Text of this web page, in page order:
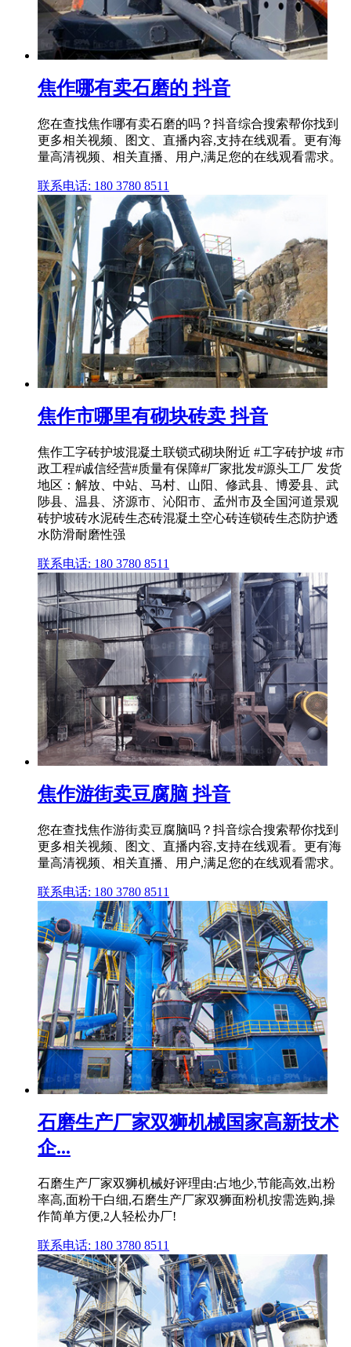
焦作哪有卖石磨的 抖音
您在查找焦作哪有卖石磨的吗？抖音综合搜索帮你找到
更多相关视频、图文、直播内容,支持在线观看。更有海
量高清视频、相关直播、用户,满足您的在线观看需求。
联系电话: 180 3780 8511
焦作市哪里有砌块砖卖 抖音
焦作工字砖护坡混凝土联锁式砌块附近 #工字砖护坡 #市
政工程#诚信经营#质量有保障#厂家批发#源头工厂 发货
地区：解放、中站、马村、山阳、修武县、博爱县、武
陟县、温县、济源市、沁阳市、孟州市及全国河道景观
砖护坡砖水泥砖生态砖混凝土空心砖连锁砖生态防护透
水防滑耐磨性强
联系电话: 180 3780 8511
焦作游街卖豆腐脑 抖音
您在查找焦作游街卖豆腐脑吗？抖音综合搜索帮你找到
更多相关视频、图文、直播内容,支持在线观看。更有海
量高清视频、相关直播、用户,满足您的在线观看需求。
联系电话: 180 3780 8511
石磨生产厂家双狮机械国家高新技术
企...
石磨生产厂家双狮机械好评理由:占地少,节能高效,出粉
率高,面粉干白细,石磨生产厂家双狮面粉机按需选购,操
作简单方便,2人轻松办厂!
联系电话: 180 3780 8511